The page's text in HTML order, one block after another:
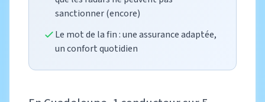
sanctionner (encore)
Le mot de la fin : une assurance adaptée,
un confort quotidien